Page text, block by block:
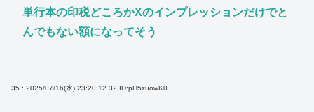
単行本の印税どころかXのインプレッションだけでと
んでもない額になってそう
35 : 2025/07/16(水) 23:20:12.32 ID:pH5zuowK0